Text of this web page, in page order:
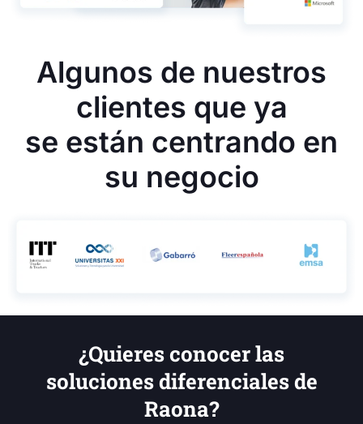
Algunos de nuestros
clientes que ya
se están centrando en
su negocio
¿Quieres conocer las
soluciones diferenciales de
Raona?